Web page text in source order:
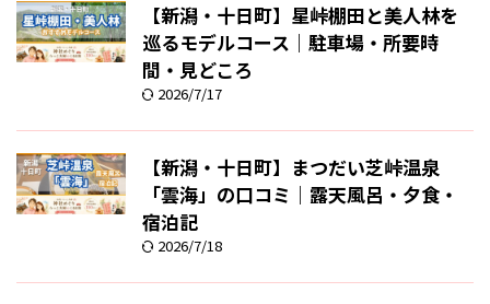
【新潟・十日町】星峠棚田と美人林を
巡るモデルコース｜駐車場・所要時
間・見どころ
2026/7/17
【新潟・十日町】まつだい芝峠温泉
「雲海」の口コミ｜露天風呂・夕食・
宿泊記
2026/7/18